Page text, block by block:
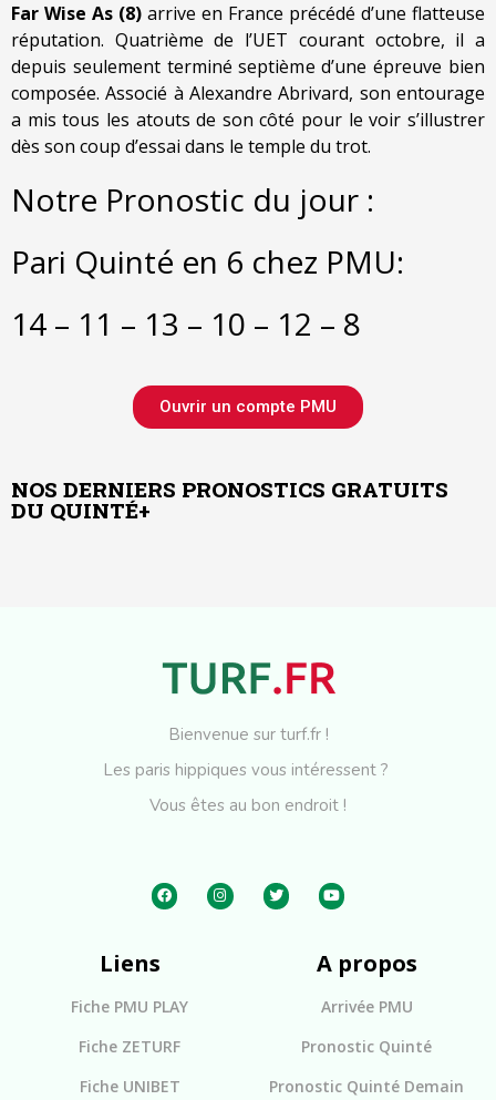
Far Wise As (8) arrive en France précédé d’une flatteuse
réputation. Quatrième de l’UET courant octobre, il a
depuis seulement terminé septième d’une épreuve bien
composée. Associé à Alexandre Abrivard, son entourage
a mis tous les atouts de son côté pour le voir s’illustrer
dès son coup d’essai dans le temple du trot.
Notre Pronostic du jour :
Pari Quinté en 6 chez PMU:
14 – 11 – 13 – 10 – 12 – 8
Ouvrir un compte PMU
NOS DERNIERS PRONOSTICS GRATUITS
DU QUINTÉ+
Bienvenue sur turf.fr !
Les paris hippiques vous intéressent ?
Vous êtes au bon endroit !
Liens
Fiche PMU PLAY
Fiche ZETURF
Fiche UNIBET
A propos
Arrivée PMU
Pronostic Quinté
Pronostic Quinté Demain